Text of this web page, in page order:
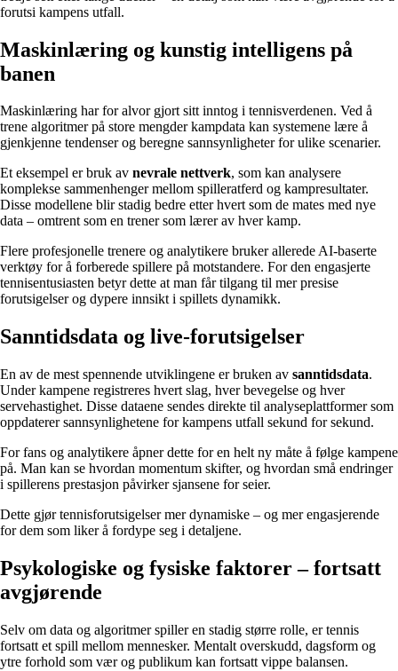
forutsi kampens utfall.
Maskinlæring og kunstig intelligens på
banen
Maskinlæring har for alvor gjort sitt inntog i tennisverdenen. Ved å
trene algoritmer på store mengder kampdata kan systemene lære å
gjenkjenne tendenser og beregne sannsynligheter for ulike scenarier.
Et eksempel er bruk av nevrale nettverk, som kan analysere
komplekse sammenhenger mellom spilleratferd og kampresultater.
Disse modellene blir stadig bedre etter hvert som de mates med nye
data – omtrent som en trener som lærer av hver kamp.
Flere profesjonelle trenere og analytikere bruker allerede AI-baserte
verktøy for å forberede spillere på motstandere. For den engasjerte
tennisentusiasten betyr dette at man får tilgang til mer presise
forutsigelser og dypere innsikt i spillets dynamikk.
Sanntidsdata og live-forutsigelser
En av de mest spennende utviklingene er bruken av sanntidsdata.
Under kampene registreres hvert slag, hver bevegelse og hver
servehastighet. Disse dataene sendes direkte til analyseplattformer som
oppdaterer sannsynlighetene for kampens utfall sekund for sekund.
For fans og analytikere åpner dette for en helt ny måte å følge kampene
på. Man kan se hvordan momentum skifter, og hvordan små endringer
i spillerens prestasjon påvirker sjansene for seier.
Dette gjør tennisforutsigelser mer dynamiske – og mer engasjerende
for dem som liker å fordype seg i detaljene.
Psykologiske og fysiske faktorer – fortsatt
avgjørende
Selv om data og algoritmer spiller en stadig større rolle, er tennis
fortsatt et spill mellom mennesker. Mentalt overskudd, dagsform og
ytre forhold som vær og publikum kan fortsatt vippe balansen.